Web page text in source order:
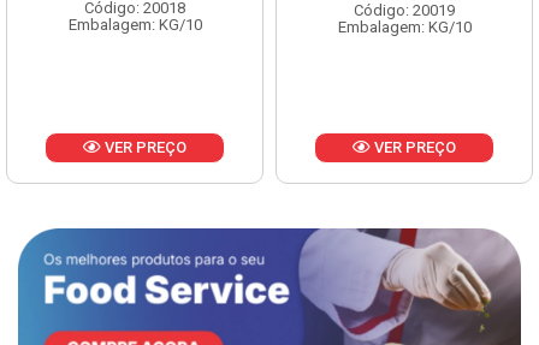
Código: 20019
Embalagem: KG/10
VER PREÇO
Código: 20161
Embalagem: KG/10
VER PREÇO